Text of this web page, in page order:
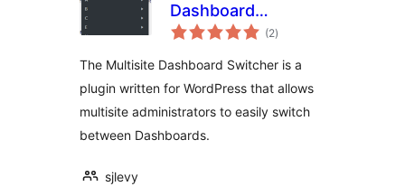
Dashboard
Switcher
(2total
ratings
)
The Multisite Dashboard Switcher is a
plugin written for WordPress that allows
multisite administrators to easily switch
between Dashboards.
sjlevy